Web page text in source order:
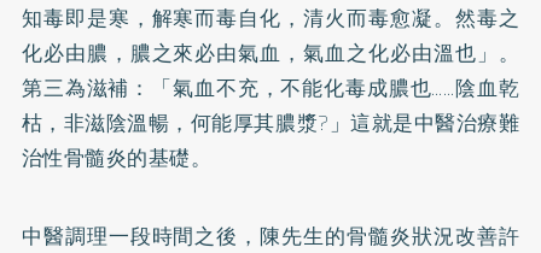
知毒即是寒，解寒而毒自化，清火而毒愈凝。然毒之
化必由膿，膿之來必由氣血，氣血之化必由溫也」。
第三為滋補：「氣血不充，不能化毒成膿也……陰血乾
枯，非滋陰溫暢，何能厚其膿漿?」這就是中醫治療難
治性骨髓炎的基礎。
中醫調理一段時間之後，陳先生的骨髓炎狀況改善許